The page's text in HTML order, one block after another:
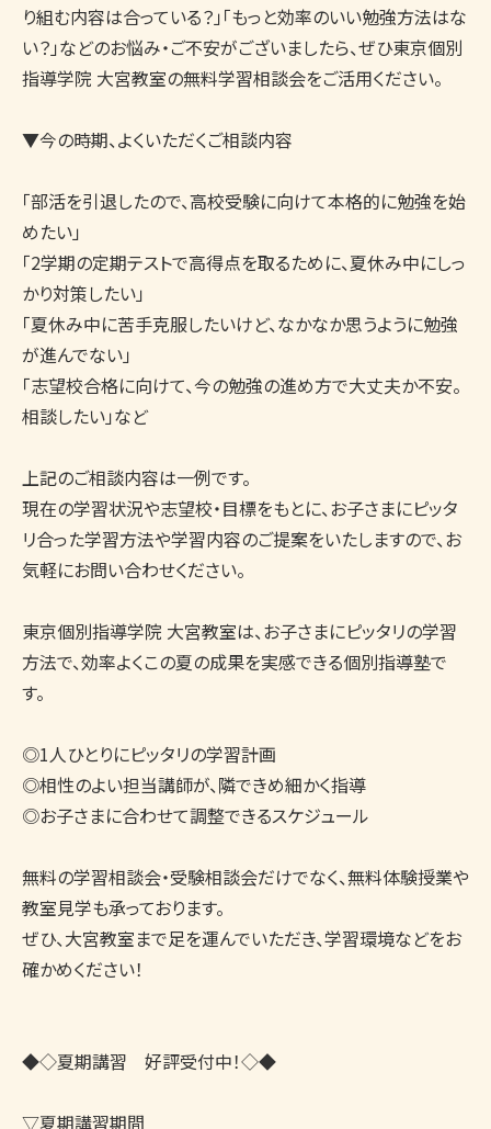
り組む内容は合っている？」「もっと効率のいい勉強方法はな
い？」などのお悩み・ご不安がございましたら、ぜひ東京個別
指導学院 大宮教室の無料学習相談会をご活用ください。
▼今の時期、よくいただくご相談内容
「部活を引退したので、高校受験に向けて本格的に勉強を始
めたい」
「2学期の定期テストで高得点を取るために、夏休み中にしっ
かり対策したい」
「夏休み中に苦手克服したいけど、なかなか思うように勉強
が進んでない」
「志望校合格に向けて、今の勉強の進め方で大丈夫か不安。
相談したい」など
上記のご相談内容は一例です。
現在の学習状況や志望校・目標をもとに、お子さまにピッタ
リ合った学習方法や学習内容のご提案をいたしますので、お
気軽にお問い合わせください。
東京個別指導学院 大宮教室は、お子さまにピッタリの学習
方法で、効率よくこの夏の成果を実感できる個別指導塾で
す。
◎1人ひとりにピッタリの学習計画
◎相性のよい担当講師が、隣できめ細かく指導
◎お子さまに合わせて調整できるスケジュール
無料の学習相談会・受験相談会だけでなく、無料体験授業や
教室見学も承っております。
ぜひ、大宮教室まで足を運んでいただき、学習環境などをお
確かめください！
◆◇夏期講習　好評受付中！◇◆
▽夏期講習期間